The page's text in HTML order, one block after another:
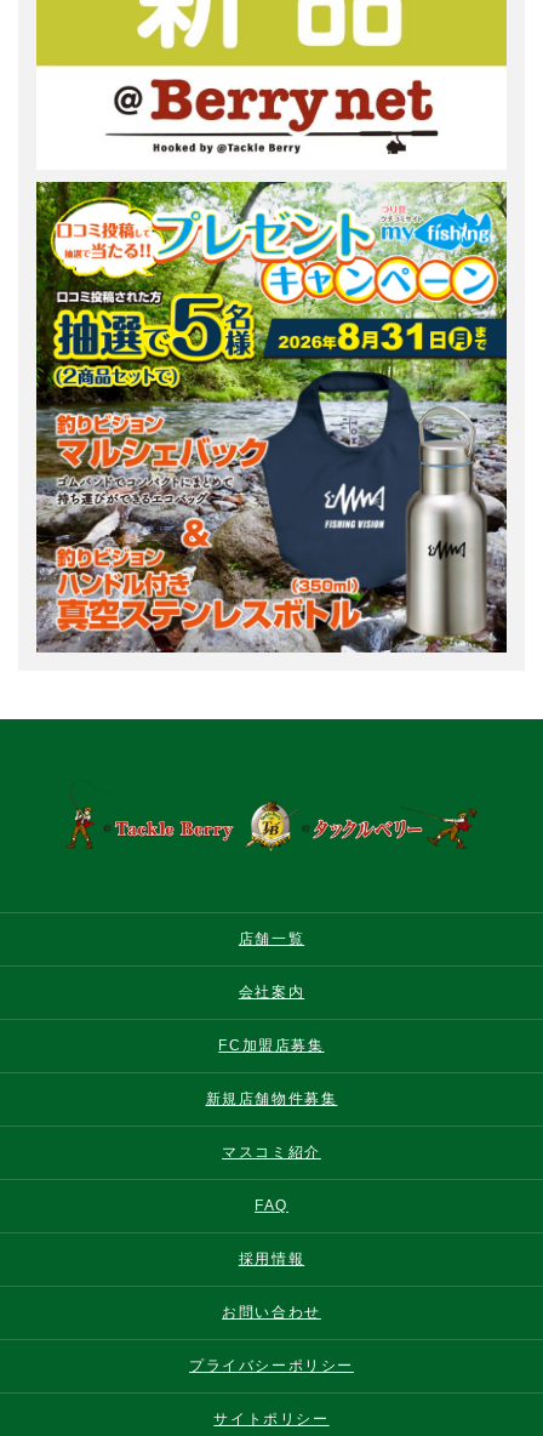
店舗一覧
会社案内
FC加盟店募集
新規店舗物件募集
マスコミ紹介
FAQ
採用情報
お問い合わせ
プライバシーポリシー
サイトポリシー